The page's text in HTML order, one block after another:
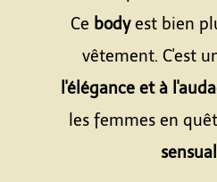
Ce bodyest bien
vêtement. C'est
l'élégance et à
les femmes en